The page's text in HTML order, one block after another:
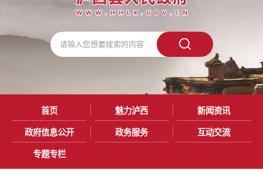
首页 魅力泸西 新闻资讯
政府信息公开 政务服务 互动交流
专题专栏